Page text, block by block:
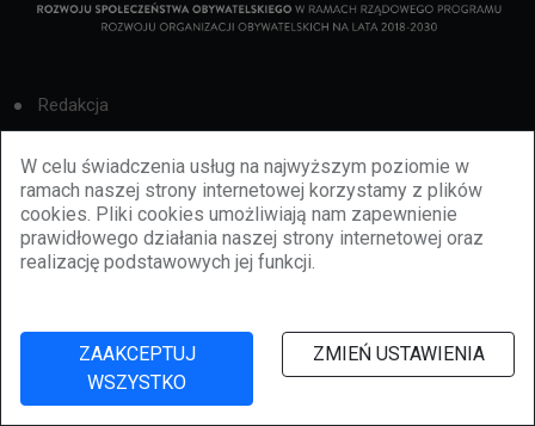
W celu świadczenia usług na najwyższym poziomie w
ramach naszej strony internetowej korzystamy z plików
cookies. Pliki cookies umożliwiają nam zapewnienie
prawidłowego działania naszej strony internetowej oraz
realizację podstawowych jej funkcji.
ZAAKCEPTUJ
WSZYSTKO
ZMIEŃ USTAWIENIA
Redakcja
Cookies
Reklama
BBiletomania